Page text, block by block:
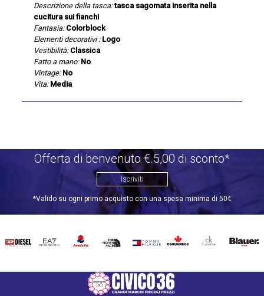
Descrizione della tasca: tasca sagomata inserita nella
cucitura sui fianchi
Fantasia: Colorblock
Elementi decorativi : Logo
Vestibilità: Classica
Fatto a mano: No
Vintage: No
Vita: Media
Offerta di benvenuto €.5,00 di sconto*
Iscriviti
*Valido su ogni primo acquisto con una spesa minima di 50€
DIESEL EA7 INVICTATHE
TOMMY
DSQUARED2
CALVIN BLAUER